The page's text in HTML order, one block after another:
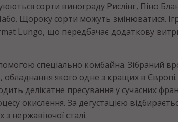
сорти винограду Рислінг, Піно
Щороку сорти можуть змінюватися.
Lungo, що передбачає додаткову
спеціально комбайна. Зібраний
якого одне з кращих в
делікатне пресування у сучасних
окислення. За дегустацією
нержавіючої сталі.